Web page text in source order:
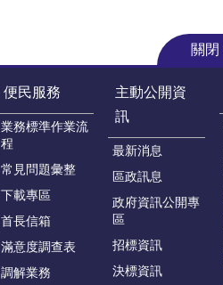
關閉
便民服務
業務標準作業流
程
常見問題彙整
下載專區
首長信箱
滿意度調查表
調解業務
主動公開資
訊
最新消息
區政訊息
政府資訊公開專
區
招標資訊
決標資訊